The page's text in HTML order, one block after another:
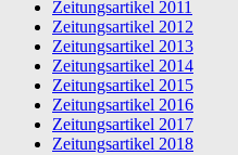
Zeitungsartikel 2011
Zeitungsartikel 2012
Zeitungsartikel 2013
Zeitungsartikel 2014
Zeitungsartikel 2015
Zeitungsartikel 2016
Zeitungsartikel 2017
Zeitungsartikel 2018